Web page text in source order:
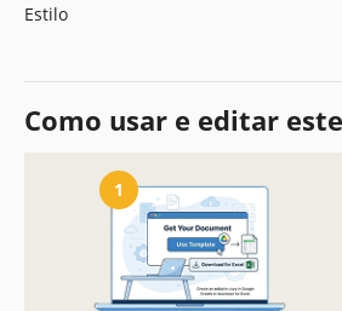
Estilo
Como usar e editar
1